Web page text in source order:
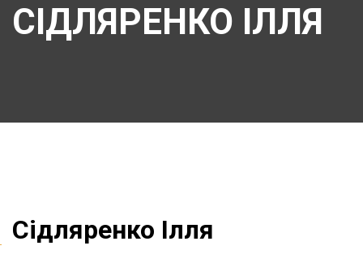
СІДЛЯРЕНКО ІЛЛЯ
Сідляренко Ілля